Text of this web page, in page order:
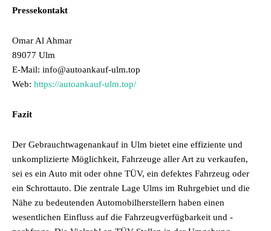
Pressekontakt
Omar Al Ahmar
89077 Ulm
E-Mail: info@autoankauf-ulm.top
Web: https://autoankauf-ulm.top/
Fazit
Der Gebrauchtwagenankauf in Ulm bietet eine effiziente und
unkomplizierte Möglichkeit, Fahrzeuge aller Art zu verkaufen,
sei es ein Auto mit oder ohne TÜV, ein defektes Fahrzeug oder
ein Schrottauto. Die zentrale Lage Ulms im Ruhrgebiet und die
Nähe zu bedeutenden Automobilherstellern haben einen
wesentlichen Einfluss auf die Fahrzeugverfügbarkeit und -